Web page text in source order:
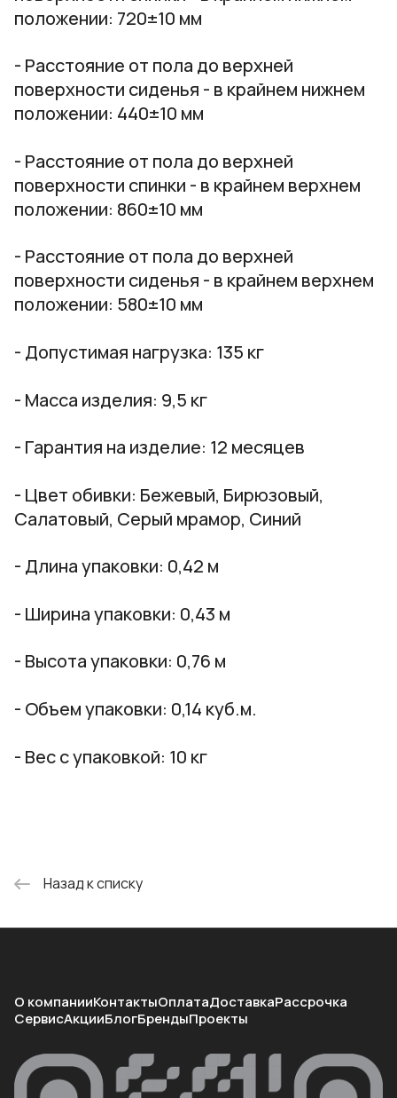
положении: 720±10 мм
- Расстояние от пола до верхней
поверхности сиденья - в крайнем нижнем
положении: 440±10 мм
- Расстояние от пола до верхней
поверхности спинки - в крайнем верхнем
положении: 860±10 мм
- Расстояние от пола до верхней
поверхности сиденья - в крайнем верхнем
положении: 580±10 мм
- Допустимая нагрузка: 135 кг
- Масса изделия: 9,5 кг
- Гарантия на изделие: 12 месяцев
- Цвет обивки: Бежевый, Бирюзовый,
Салатовый, Серый мрамор, Синий
- Длина упаковки: 0,42 м
- Ширина упаковки: 0,43 м
- Высота упаковки: 0,76 м
- Объем упаковки: 0,14 куб.м.
- Вес с упаковкой: 10 кг
Назад к списку
О компанииКонтактыОплатаДоставкаРассрочка
СервисАкцииБлогБрендыПроекты